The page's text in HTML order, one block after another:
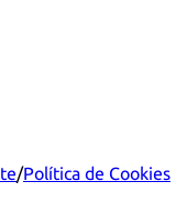
/Política de Cookies